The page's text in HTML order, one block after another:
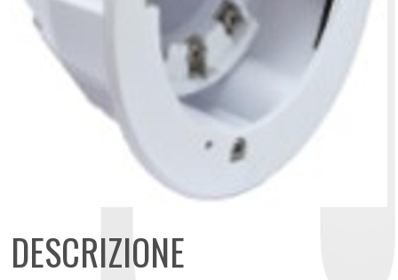
DESCRIZIONE